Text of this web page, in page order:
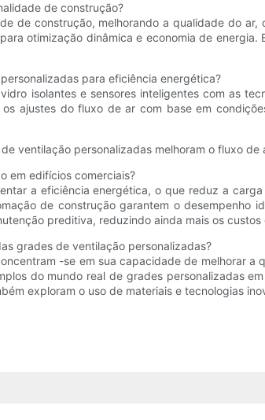
de construção?
de construção, melhorando a qualidade do
otimização dinâmica e economia de
para eficiência energética?
isolantes e sensores inteligentes com as
ajustes do fluxo de ar com base em
em edifícios comerciais?
a eficiência energética, o que reduz a
de construção garantem o desempenho
preditiva, reduzindo ainda mais os
grades de ventilação personalizadas?
-se em sua capacidade de melhorar
do mundo real de grades personalizadas
exploram o uso de materiais e tecnologias